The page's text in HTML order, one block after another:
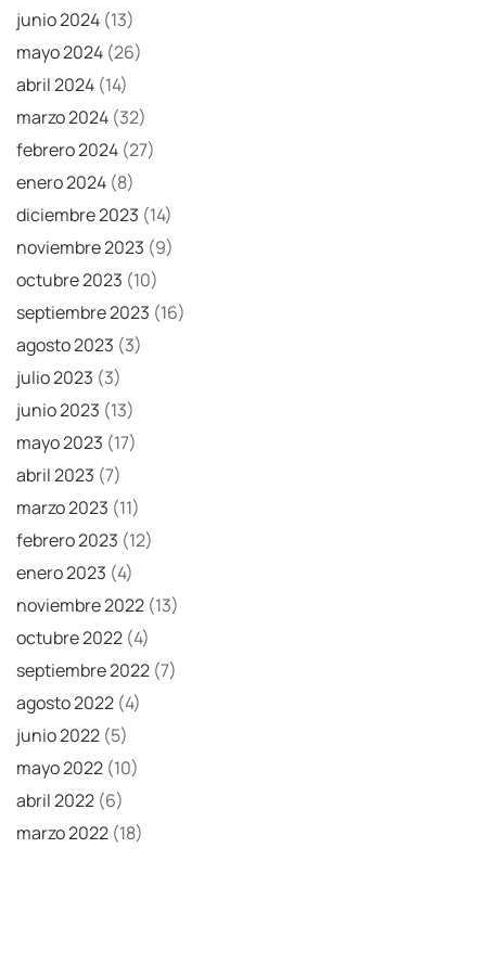
junio 2024 (13)
mayo 2024 (26)
abril 2024 (14)
marzo 2024 (32)
febrero 2024 (27)
enero 2024 (8)
diciembre 2023 (14)
noviembre 2023 (9)
octubre 2023 (10)
septiembre 2023 (16)
agosto 2023 (3)
julio 2023 (3)
junio 2023 (13)
mayo 2023 (17)
abril 2023 (7)
marzo 2023 (11)
febrero 2023 (12)
enero 2023 (4)
noviembre 2022 (13)
octubre 2022 (4)
septiembre 2022 (7)
agosto 2022 (4)
junio 2022 (5)
mayo 2022 (10)
abril 2022 (6)
marzo 2022 (18)